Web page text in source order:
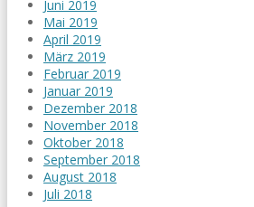
Juni 2019
Mai 2019
April 2019
März 2019
Februar 2019
Januar 2019
Dezember 2018
November 2018
Oktober 2018
September 2018
August 2018
Juli 2018